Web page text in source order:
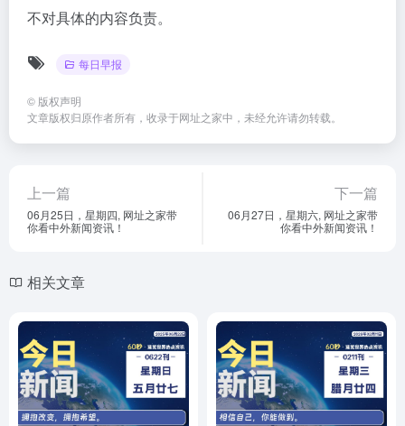
不对具体的内容负责。
每日早报
© 版权声明
文章版权归原作者所有，收录于网址之家中，未经允许请勿转载。
上一篇
06月25日，星期四, 网址之家带
你看中外新闻资讯！
下一篇
06月27日，星期六, 网址之家带
你看中外新闻资讯！
相关文章